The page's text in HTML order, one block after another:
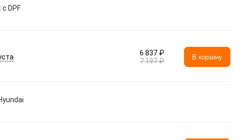
DPF
6 837 ₽
7 197 ₽
В корзину